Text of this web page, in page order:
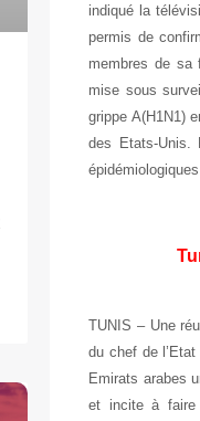
indiqué la
permis de
membres de sa
mise sous
grippe A(H1N1)
des Etats-Unis.
TUNIS – Une
du chef de
Emirats arabes
et incite à faire